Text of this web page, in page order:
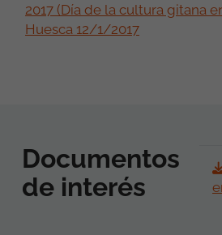
2017 (Día de la cultura gitana
Huesca 12/1/2017
Documentos
de interés